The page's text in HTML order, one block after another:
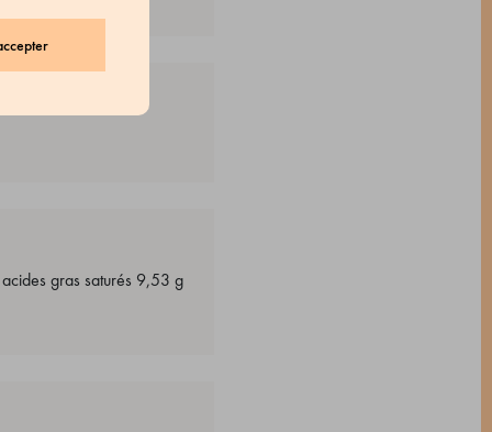
gras saturés 9,53 g